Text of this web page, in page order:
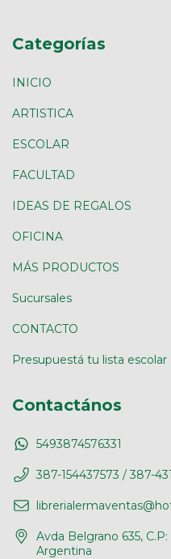
Categorías
INICIO
ARTISTICA
ESCOLAR
FACULTAD
IDEAS DE REGALOS
OFICINA
MÁS PRODUCTOS
Sucursales
CONTACTO
Presupuestá tu lista escolar
Contactános
5493874576331
387-154437573 / 387-
Avda Belgrano 635,
Argentina